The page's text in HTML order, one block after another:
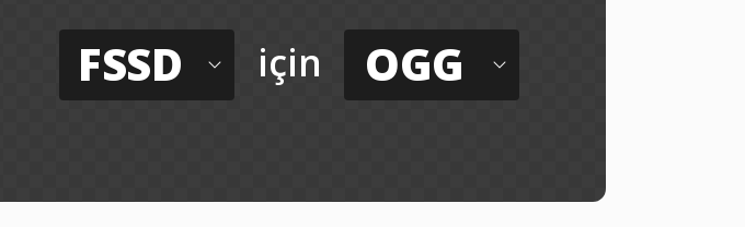
FSSD için OGG